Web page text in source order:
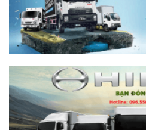
Nên chọn
Xem chi
Nên mua
Pro? So
Xem chi